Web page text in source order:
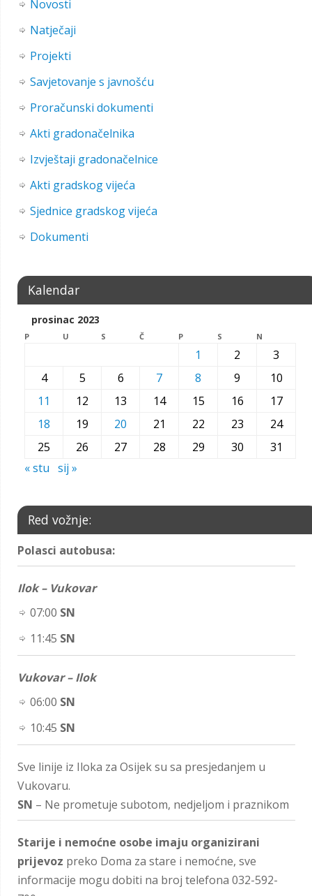
Novosti
Natječaji
Projekti
Savjetovanje s javnošću
Proračunski dokumenti
Akti gradonačelnika
Izvještaji gradonačelnice
Akti gradskog vijeća
Sjednice gradskog vijeća
Dokumenti
Kalendar
prosinac 2023
P U S Č P S N
1 2
3
4
5 6 7 8 9
10
11
12 13 14 15 16
17
18
19 20 21 22 23
24
25
26 27 28 29 30
31
« stu sij »
Red vožnje:
Polasci autobusa:
Ilok – Vukovar
07:00 SN
11:45 SN
Vukovar – Ilok
06:00 SN
10:45 SN
Sve linije iz Iloka za Osijek su sa presjedanjem u
Vukovaru.
SN – Ne prometuje subotom, nedjeljom i praznikom
Starije i nemoćne osobe imaju organizirani
prijevoz preko Doma za stare i nemoćne, sve
informacije mogu dobiti na broj telefona 032-592-